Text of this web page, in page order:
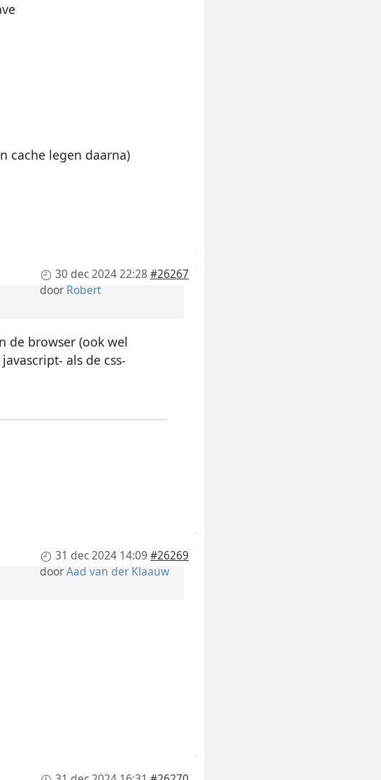
cache legen daarna)
30 dec 2024 22:28 #26267
doorRobert
de browser (ook wel
als de css-
31 dec 2024 14:09 #26269
doorAad van der Klaauw